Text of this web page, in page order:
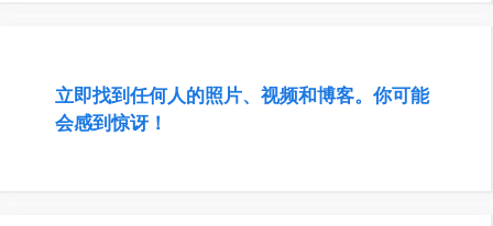
立即找到任何人的照片、视频和博客。你可能
会感到惊讶！